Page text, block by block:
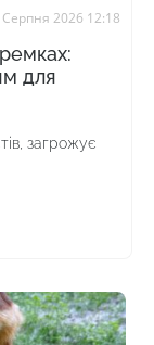
2026 12:18
для
загрожує